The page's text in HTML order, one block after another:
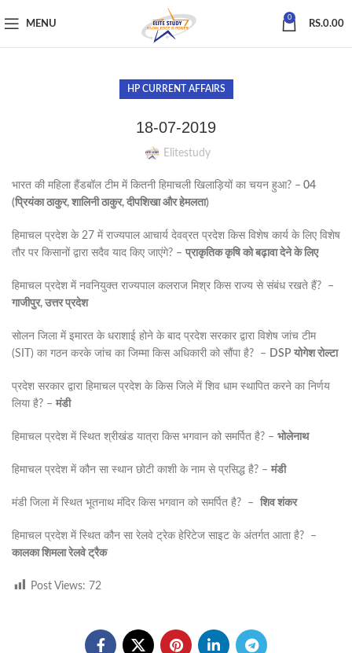
MENU
0
RS.0.00
HP CURRENT AFFAIRS
18-07-2019
Elitestudy
भारत की महिला हैंडबॉल टीम में कितनी हिमाचली खिलाड़ियों का चयन हुआ? – 04
(प्रियंका ठाकुर, शालिनी ठाकुर, दीपशिखा और हेमलता)
हिमाचल प्रदेश के 27 में राज्यपाल आचार्य देवव्रत प्रदेश किस विशेष कार्य के लिए विशेष
तौर पर किसानों द्वारा सदैव याद किए जाएंगे? – प्राकृतिक कृषि को बढ़ावा देने के लिए
हिमाचल प्रदेश में नवनियुक्त राज्यपाल कलराज मिश्र किस राज्य से संबंध रखते हैं? –
गाजीपुर, उत्तर प्रदेश
सोलन जिला में इमारत के धराशाई होने के बाद प्रदेश सरकार द्वारा विशेष जांच टीम
(SIT) का गठन करके जांच का जिम्मा किस अधिकारी को सौंपा है? – DSP योगेश रोल्टा
प्रदेश सरकार द्वारा हिमाचल प्रदेश के किस जिले में शिव धाम स्थापित करने का निर्णय
लिया है? – मंडी
हिमाचल प्रदेश में स्थित श्रीखंड यात्रा किस भगवान को समर्पित है? – भोलेनाथ
हिमाचल प्रदेश में कौन सा स्थान छोटी काशी के नाम से प्रसिद्ध है? – मंडी
मंडी जिला में स्थित भूतनाथ मंदिर किस भगवान को समर्पित है? – शिव शंकर
हिमाचल प्रदेश में स्थित कौन सा रेलवे ट्रेक हेरिटेज साइट के अंतर्गत आता है? –
कालका शिमला रेलवे ट्रैक
Post Views: 72